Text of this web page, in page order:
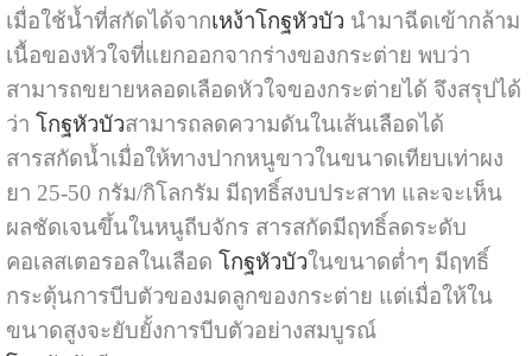
เมื่อใช้น้ำที่สกัดได้จากเหง้าโกฐหัวบัว นำมาฉีดเข้ากล้าม
เนื้อของหัวใจที่แยกออกจากร่างของกระต่าย พบว่า
สามารถขยายหลอดเลือดหัวใจของกระต่ายได้ จึงสรุปได้
ว่า โกฐหัวบัวสามารถลดความดันในเส้นเลือดได้
สารสกัดน้ำเมื่อให้ทางปากหนูขาวในขนาดเทียบเท่าผง
ยา 25-50 กรัม/กิโลกรัม มีฤทธิ์สงบประสาท และจะเห็น
ผลชัดเจนขึ้นในหนูถีบจักร สารสกัดมีฤทธิ์ลดระดับ
คอเลสเตอรอลในเลือด โกฐหัวบัวในขนาดต่ำๆ มีฤทธิ์
กระตุ้นการบีบตัวของมดลูกของกระต่าย แต่เมื่อให้ใน
ขนาดสูงจะยับยั้งการบีบตัวอย่างสมบูรณ์